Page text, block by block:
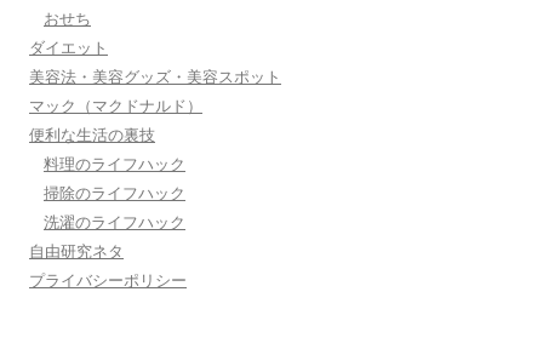
おせち
ダイエット
美容法・美容グッズ・美容スポット
マック（マクドナルド）
便利な生活の裏技
料理のライフハック
掃除のライフハック
洗濯のライフハック
自由研究ネタ
プライバシーポリシー